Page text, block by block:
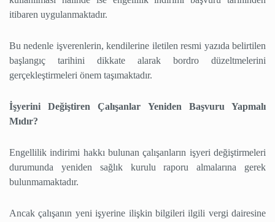
itibaren uygulanmaktadır.
Bu nedenle işverenlerin, kendilerine iletilen resmi yazıda belirtilen
başlangıç tarihini dikkate alarak bordro düzeltmelerini
gerçekleştirmeleri önem taşımaktadır.
İşyerini Değiştiren Çalışanlar Yeniden Başvuru Yapmalı
Mıdır?
Engellilik indirimi hakkı bulunan çalışanların işyeri değiştirmeleri
durumunda yeniden sağlık kurulu raporu almalarına gerek
bulunmamaktadır.
Ancak çalışanın yeni işyerine ilişkin bilgileri ilgili vergi dairesine